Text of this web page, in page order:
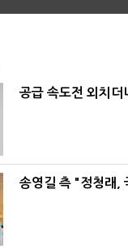
공급 속도전 외치
송영길 측 "정청래,